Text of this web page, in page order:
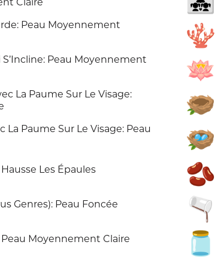
Peau Moyennement
Peau Moyennement
La Paume Sur Le Visage:
La Paume Sur Le Visage: Peau
Les Épaules
Genres): Peau Foncée
Moyennement Claire
🪸
🪷
🪹
🪺
🫘
🫗
🫙